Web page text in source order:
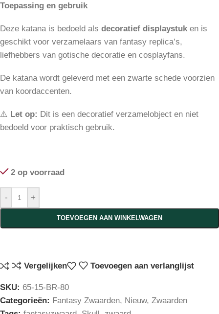
Toepassing en gebruik
Deze katana is bedoeld als decoratief displaystuk en is
geschikt voor verzamelaars van fantasy replica’s,
liefhebbers van gotische decoratie en cosplayfans.
De katana wordt geleverd met een zwarte schede voorzien
van koordaccenten.
⚠️ Let op: Dit is een decoratief verzamelobject en niet
bedoeld voor praktisch gebruik.
2 op voorraad
- +
TOEVOEGEN AAN WINKELWAGEN
Vergelijken Toevoegen aan verlanglijst
SKU: 65-15-BR-80
Categorieën: Fantasy Zwaarden, Nieuw, Zwaarden